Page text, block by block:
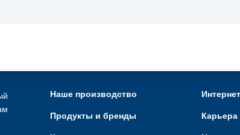
Наше производство
Продукты и бренды Карьера